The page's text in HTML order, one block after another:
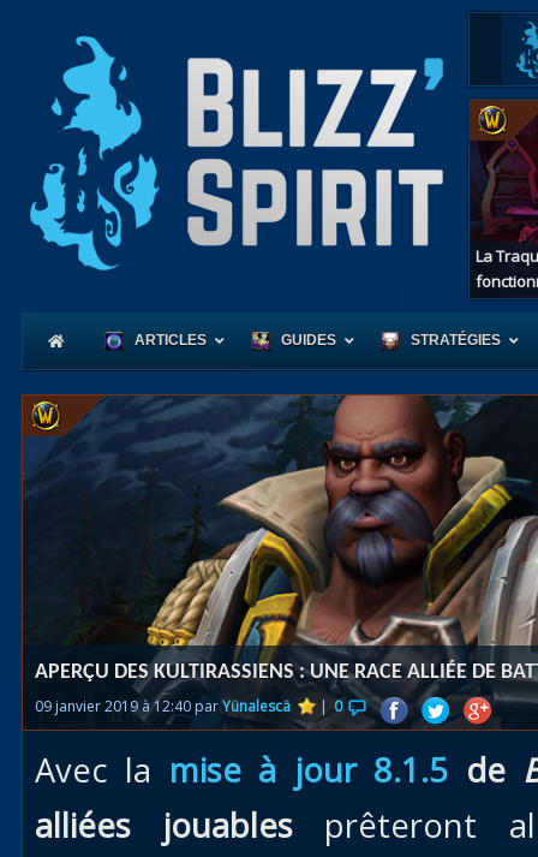
La
ARTICLES GUIDES
Coeur
Races
alliées
des îles
STRATÉGIES
APERÇU DES KULTIRASSIENS : UNE RACE ALLIÉE DE
09 janvier 2019 à 12:40 parYünalescä | 0
Avec la mise à jour 8.1.5 de
alliées jouables prêteront